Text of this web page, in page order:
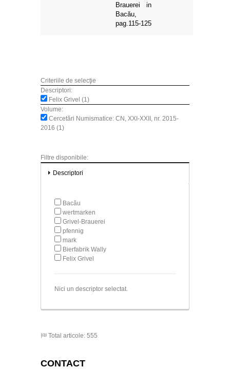
Brauerei in
Bacău,
pag.115-125
Criteriile de selecţie
Descriptori:
Felix Grivel (1)
Volume:
Cercetări Numismatice: CN, XXI-XXII, nr. 2015-
2016 (1)
Filtre disponibile:
Descriptori
Bacău
wertmarken
Grivel-Brauerei
pfennig
mark
Bierfabrik Wally
Felix Grivel
Nici un descriptor selectat.
Total articole: 555
CONTACT